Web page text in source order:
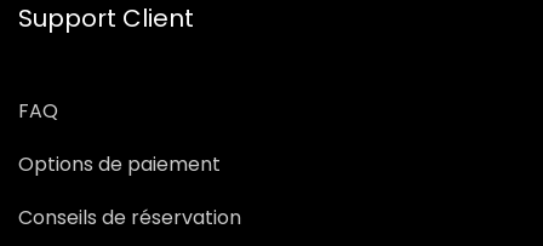
Support Client
FAQ
Options de paiement
Conseils de réservation